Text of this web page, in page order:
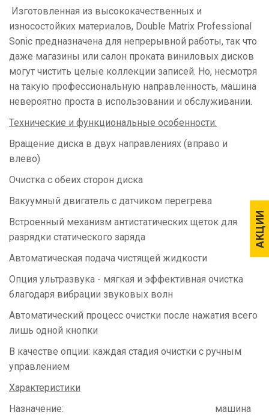
АКЦИИ
АКЦИИ
Изготовленная из высококачественных и
износостойких материалов, Double Matrix Professional
Sonic предназначена для непрерывной работы, так что
даже магазины или салон проката виниловых дисков
могут чистить целые коллекции записей. Но, несмотря
на такую профессиональную направленность, машина
невероятно проста в использовании и обслуживании.
Технические и функциональные особенности:
Вращение диска в двух направлениях (вправо и
влево)
Очистка с обеих сторон диска
Вакуумный двигатель с датчиком перегрева
Встроенный механизм антистатических щеток для
разрядки статического заряда
Автоматическая подача чистящей жидкости
Опция ультразвука - мягкая и эффективная очистка
благодаря вибрации звуковых волн
Автоматический процесс очистки после нажатия всего
лишь одной кнопки
В качестве опции: каждая стадия очистки с ручным
управлением
Характеристики
Назначение: машина